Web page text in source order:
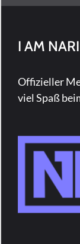
I AM
Offizieller
viel Spaß